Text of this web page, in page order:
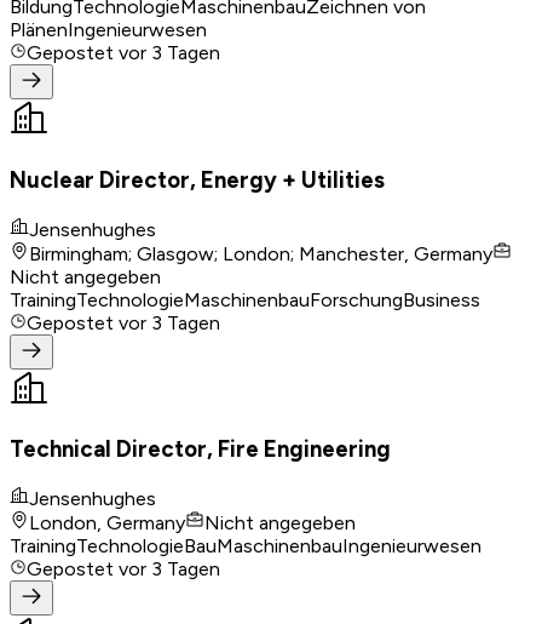
BildungTechnologie MaschinenbauZeichnen von
PlänenIngenieurwesen
Gepostet vor 3 Tagen
Nuclear Director, Energy + Utilities
Jensenhughes
Birmingham; Glasgow; London; Manchester, Germany
Nicht angegeben
TrainingTechnologieMaschinenbauForschungBusiness
Gepostet vor 3 Tagen
Technical Director, Fire Engineering
Jensenhughes
London, Germany
Nicht angegeben
TrainingTechnologieBauMaschinenbauIngenieurwesen
Gepostet vor 3 Tagen